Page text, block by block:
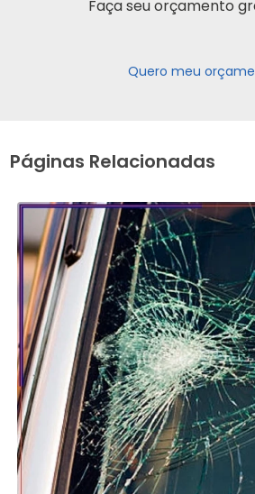
Faça seu orçamento
Quero meu
Páginas Relacionadas